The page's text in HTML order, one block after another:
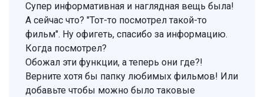
Супер информативная и наглядная вещь была!
А сейчас что? "Тот-то посмотрел такой-то
фильм". Ну офигеть, спасибо за информацию.
Когда посмотрел?
Обожал эти функции, а теперь они где?!
Верните хотя бы папку любимых фильмов! Или
добавьте чтобы можно было таковые